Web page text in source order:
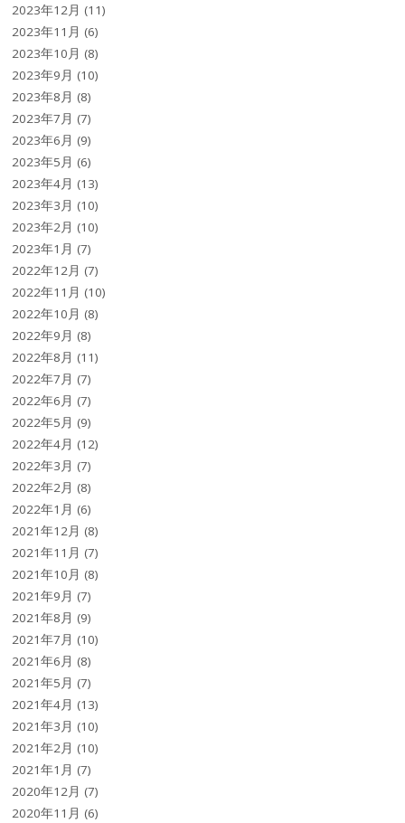
2023年12月 (11)
2023年11月 (6)
2023年10月 (8)
2023年9月 (10)
2023年8月 (8)
2023年7月 (7)
2023年6月 (9)
2023年5月 (6)
2023年4月 (13)
2023年3月 (10)
2023年2月 (10)
2023年1月 (7)
2022年12月 (7)
2022年11月 (10)
2022年10月 (8)
2022年9月 (8)
2022年8月 (11)
2022年7月 (7)
2022年6月 (7)
2022年5月 (9)
2022年4月 (12)
2022年3月 (7)
2022年2月 (8)
2022年1月 (6)
2021年12月 (8)
2021年11月 (7)
2021年10月 (8)
2021年9月 (7)
2021年8月 (9)
2021年7月 (10)
2021年6月 (8)
2021年5月 (7)
2021年4月 (13)
2021年3月 (10)
2021年2月 (10)
2021年1月 (7)
2020年12月 (7)
2020年11月 (6)